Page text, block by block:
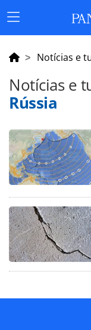
Menu
Principal
Notícias e
Notícias e
Rússia